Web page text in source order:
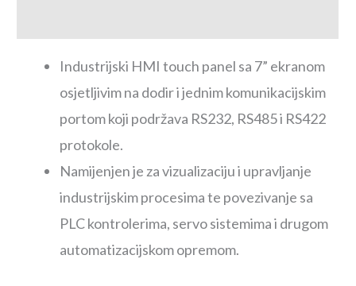
Industrijski HMI touch panel sa 7” ekranom
osjetljivim na dodir i jednim komunikacijskim
portom koji podržava RS232, RS485 i RS422
protokole.
Namijenjen je za vizualizaciju i upravljanje
industrijskim procesima te povezivanje sa
PLC kontrolerima, servo sistemima i drugom
automatizacijskom opremom.